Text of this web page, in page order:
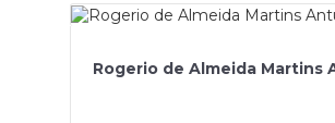
Rogerio de Almeida Martins